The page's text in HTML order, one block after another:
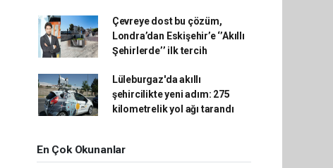
Çevreye dost bu çözüm,
Londra’dan Eskişehir’e ‘’Akıllı
Şehirlerde’’ ilk tercih
Lüleburgaz'da akıllı
şehircilikte yeni adım: 275
kilometrelik yol ağı tarandı
En Çok Okunanlar